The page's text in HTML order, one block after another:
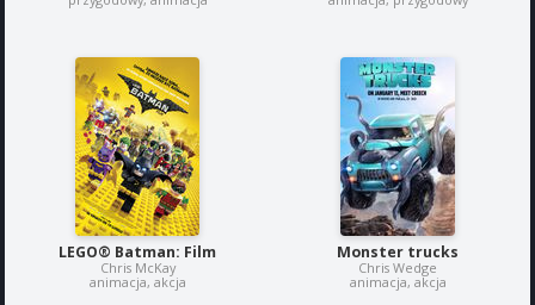
LEGO® Batman: Film
Chris McKay
animacja, akcja
Monster trucks
Chris Wedge
animacja, akcja